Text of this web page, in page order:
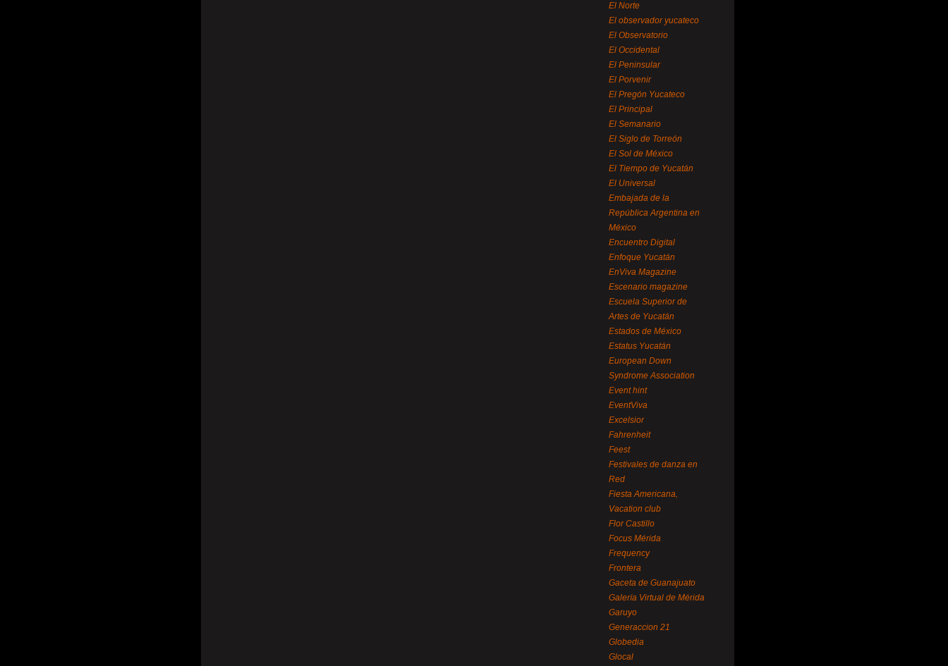
El Norte
El observador yucateco
El Observatorio
El Occidental
El Peninsular
El Porvenir
El Pregón Yucateco
El Principal
El Semanario
El Siglo de Torreón
El Sol de México
El Tiempo de Yucatán
El Universal
Embajada de la
República Argentina en
México
Encuentro Digital
Enfoque Yucatán
EnViva Magazine
Escenario magazine
Escuela Superior de
Artes de Yucatán
Estados de México
Estatus Yucatán
European Down
Syndrome Association
Event hint
EventViva
Excelsior
Fahrenheit
Feest
Festivales de danza en
Red
Fiesta Americana,
Vacation club
Flor Castillo
Focus Mérida
Frequency
Frontera
Gaceta de Guanajuato
Galería Virtual de Mérida
Garuyo
Generaccion 21
Globedia
Glocal